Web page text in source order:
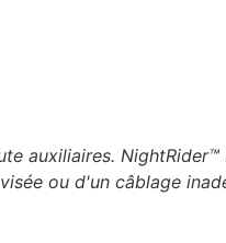
auxiliaires.
ou d'un câblage